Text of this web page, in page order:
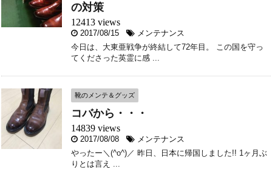
の対策
12413 views
2017/08/15
メンテナンス
今日は、大東亜戦争が終結して72年目。 この国を守っ
てくださった英霊に感 ...
靴のメンテ＆グッズ
コバから・・・
14839 views
2017/08/08
メンテナンス
やったー＼(^o^)／ 昨日、日本に帰国しました!! 1ヶ月ぶ
りとは言え ...